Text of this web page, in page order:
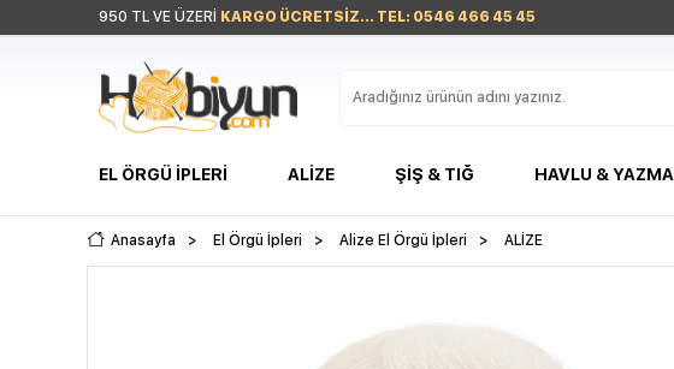
950 TL VE ÜZERİ KARGO ÜCRETSİZ... TEL: 0546 466 45 45
EL ÖRGÜ İPLERI ALIZE ŞIŞ & TIĞ HAVLU & YAZMA
Anasayfa > El Örgü İpleri > Alize El Örgü İpleri > ALİZE